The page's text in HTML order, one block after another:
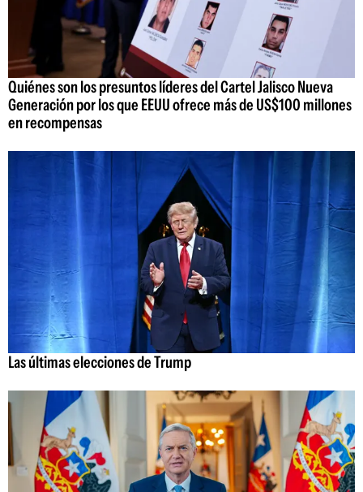
Quiénes son los presuntos líderes del Cartel Jalisco Nueva
Generación por los que EEUU ofrece más de US$100 millones
en recompensas
Las últimas elecciones de Trump